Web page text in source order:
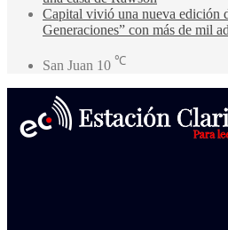
Capital vivió una nueva edición
Generaciones” con más de mil
San Juan 10 ℃